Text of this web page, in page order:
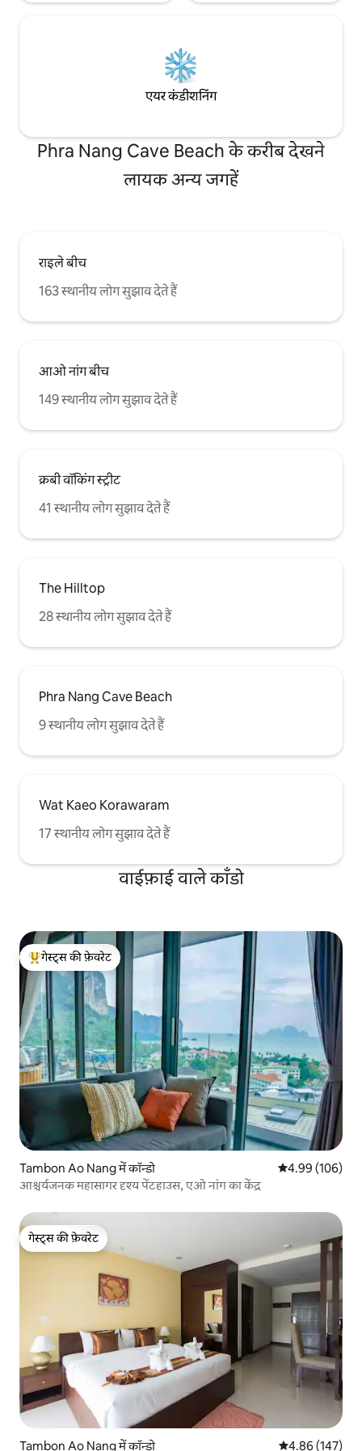
एयर कंडीशनिंग
Phra Nang Cave Beach के करीब देखने
लायक अन्य जगहें
राइले बीच
163 स्थानीय लोग सुझाव देते हैं
आओ नांग बीच
149 स्थानीय लोग सुझाव देते हैं
क्रबी वॉकिंग स्ट्रीट
41 स्थानीय लोग सुझाव देते हैं
The Hilltop
28 स्थानीय लोग सुझाव देते हैं
Phra Nang Cave Beach
9 स्थानीय लोग सुझाव देते हैं
Wat Kaeo Korawaram
17 स्थानीय लोग सुझाव देते हैं
वाईफ़ाई वाले काँडो
गेस्ट्स का टॉप फ़ेवरेट
गेस्ट्स की फ़ेवरेट
Tambon Ao Nang में कॉन्डो औसत रेटिंग 5 में से
4.99 (106)
आश्चर्यजनक महासागर दृश्य पेंटहाउस, एओ नांग का केंद्र
गेस्ट्स की फ़ेवरेट
गेस्ट्स की फ़ेवरेट
Tambon Ao Nang में कॉन्डो औसत रेटिंग 5 में से
4.86 (147)